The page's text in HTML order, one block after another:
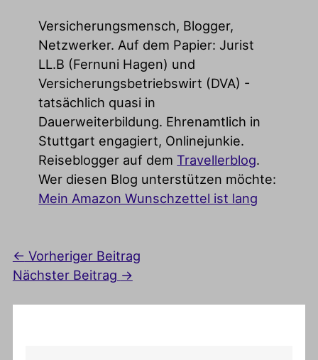
Versicherungsmensch, Blogger,
Netzwerker. Auf dem Papier: Jurist
LL.B (Fernuni Hagen) und
Versicherungsbetriebswirt (DVA) -
tatsächlich quasi in
Dauerweiterbildung. Ehrenamtlich in
Stuttgart engagiert, Onlinejunkie.
Reiseblogger auf dem Travellerblog.
Wer diesen Blog unterstützen möchte:
Mein Amazon Wunschzettel ist lang
← Vorheriger Beitrag
Nächster Beitrag →